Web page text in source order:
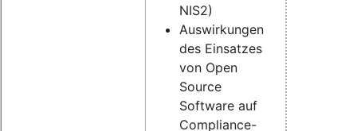
NIS2)
Auswirkungen
des Einsatzes
von Open
Source
Software auf
Compliance-